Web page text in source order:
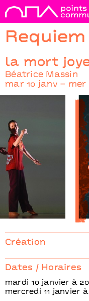
Requiem
la mort
Béatrice Massin
mar 10 janv – mer
Création
Dates / Horaires
mardi 10 janvier à
mercredi 11 janvier à